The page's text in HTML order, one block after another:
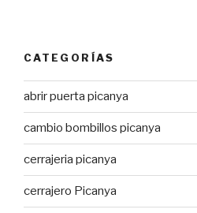
CATEGORÍAS
abrir puerta picanya
cambio bombillos picanya
cerrajeria picanya
cerrajero Picanya